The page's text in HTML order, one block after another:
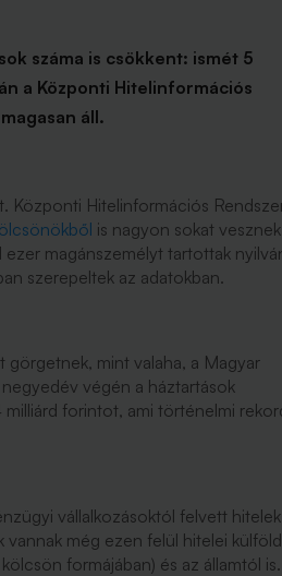
száma is csökkent: ismét 5
a Központi Hitelinformációs
áll.
Központi Hitelinformációs
is nagyon sokat
magánszemélyt tartottak
szerepeltek az adatokban.
görgetnek, mint valaha, a Magyar
végén a háztartások
milliárd forintot, ami történelmi
vállalkozásoktól felvett hitelek
vannak még ezen felül hitelei
formájában) és az államtól is.